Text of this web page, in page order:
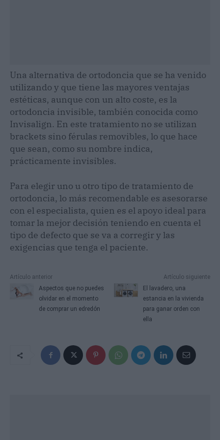
Una alternativa de ortodoncia que se ha venido
utilizando y que tiene las mayores ventajas
estéticas, aunque con un alto coste, es la
ortodoncia invisible, también conocida como
Invisalign. En este tratamiento no se utilizan
brackets sino férulas removibles, lo que hace
que sean, como su nombre indica,
prácticamente invisibles.
Para elegir uno u otro tipo de tratamiento de
ortodoncia, lo más recomendable es asesorarse
con el especialista, quien es el apoyo ideal para
tomar la mejor decisión teniendo en cuenta el
tipo de defecto que se va a corregir y las
exigencias que tenga el paciente.
Artículo anterior
Aspectos que no puedes
olvidar en el momento
de comprar un edredón
Artículo siguiente
El lavadero, una
estancia en la vivienda
para ganar orden con
ella